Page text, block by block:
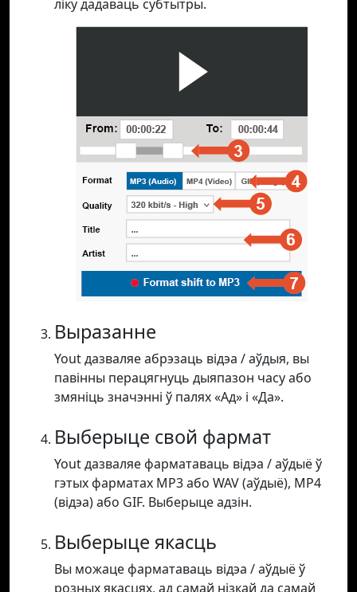
ліку дадаваць субтытры.
Выразанне
Yout дазваляе абрэзаць відэа / аўдыя, вы
павінны перацягнуць дыяпазон часу або
змяніць значэнні ў палях «Ад» і «Да».
Выберыце свой фармат
Yout дазваляе фарматаваць відэа / аўдыё ў
гэтых фарматах MP3 або WAV (аўдыё), MP4
(відэа) або GIF. Выберыце адзін.
Выберыце якасць
Вы можаце фарматаваць відэа / аўдыё ў
розных якасцях, ад самай нізкай да самай